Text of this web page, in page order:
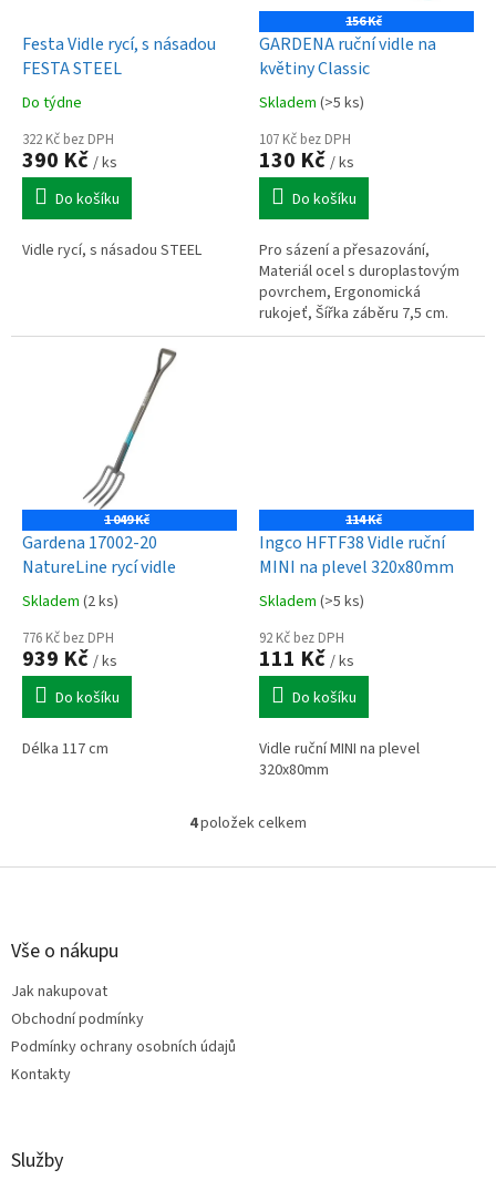
Festa Vidle rycí, s násadou
FESTA STEEL
Do týdne
322 Kč bez DPH
390 Kč / ks
Do košíku
Vidle rycí, s násadou STEEL
156 Kč
GARDENA ruční vidle na
květiny Classic
Skladem (>5 ks)
107 Kč bez DPH
130 Kč / ks
Do košíku
Pro sázení a přesazování,
Materiál ocel s duroplastovým
povrchem, Ergonomická
rukojeť, Šířka záběru 7,5 cm.
1 049 Kč
Gardena 17002-20
NatureLine rycí vidle
Skladem (2 ks)
776 Kč bez DPH
939 Kč / ks
Do košíku
Délka 117 cm
114 Kč
Ingco HFTF38 Vidle ruční
MINI na plevel 320x80mm
Skladem (>5 ks)
92 Kč bez DPH
111 Kč / ks
Do košíku
Vidle ruční MINI na plevel
320x80mm
O
l
4položek celkem
Z
Vše o nákupu
Jak nakupovat
Obchodní podmínky
Podmínky ochrany osobních údajů
Kontakty
Služby